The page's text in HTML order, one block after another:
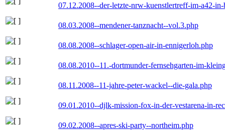
07.12.2008--der-letzte-nrw-kuenstlertreff-im-a42-
08.03.2008--mendener-tanznacht--vol.3.php
08.08.2008--schlager-open-air-in-ennigerloh.php
08.08.2010--11.-dortmunder-fernsehgarten-im-
08.11.2008--11-jahre-peter-wackel--die-gala.php
09.01.2010--djlk-mission-fox-in-der-vestarena-in-
09.02.2008--apres-ski-party--northeim.php